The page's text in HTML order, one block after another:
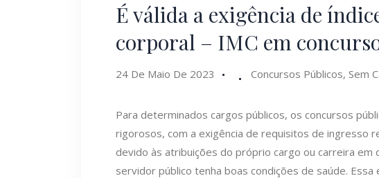
É válida a exigência de
corporal – IMC em
24 De Maio De 2023 Concursos Públicos, Sem
Para determinados cargos públicos, os concursos
rigorosos, com a exigência de requisitos de ingresso
devido às atribuições do próprio cargo ou carreira em
servidor público tenha boas condições de saúde. Essa